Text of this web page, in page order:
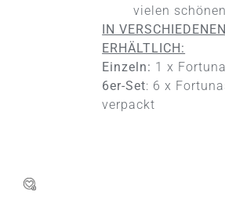
vielen
IN
ERHÄLTLICH:
Einzeln: 1 x
6er-Set: 6 x
verpackt